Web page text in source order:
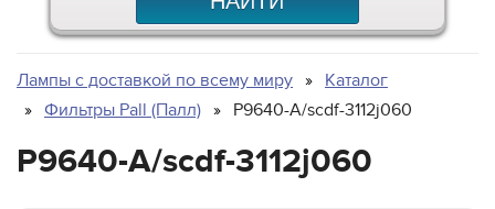
Лампы с доставкой по всему миру
Каталог
Фильтры Pall (Палл)
P9640-A/scdf-3112j060
P9640-A/scdf-3112j060